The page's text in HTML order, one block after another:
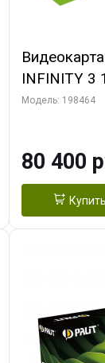
INFINITY 3
3xDP HDMI
Модель: 198464
80 400
Купить